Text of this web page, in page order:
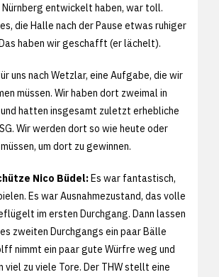
Nürnberg entwickelt haben, war toll.
die Halle nach der Pause etwas ruhiger
haben wir geschafft (er lächelt).
uns nach Wetzlar, eine Aufgabe, die wir
müssen. Wir haben dort zweimal in
hatten insgesamt zuletzt erhebliche
Wir werden dort so wie heute oder
um dort zu gewinnen.
Nico Büdel:Es war fantastisch,
Es war Ausnahmezustand, das volle
im ersten Durchgang. Dann lassen
zweiten Durchgangs ein paar Bälle
nimmt ein paar gute Würfre weg und
viel zu viele Tore. Der THW stellt eine